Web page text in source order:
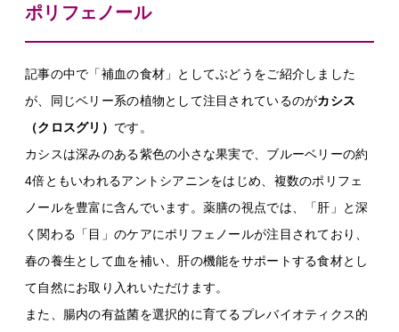
ポリフェノール
記事の中で「補血の食材」としてぶどうをご紹介しました
が、同じベリー系の植物として注目されているのがカシス
（クロスグリ） です。
カシスは深みのある紫色の小さな果実で、ブルーベリーの約
4倍ともいわれるアントシアニンをはじめ、複数のポリフェ
ノールを豊富に含んでいます。薬膳の視点では、「肝」と深
く関わる「目」のケアにポリフェノールが注目されており、
春の養生として血を補い、肝の機能をサポートする食材とし
て自然にお取り入れいただけます。
また、腸内の有益菌を選択的に育てるプレバイオティクス的